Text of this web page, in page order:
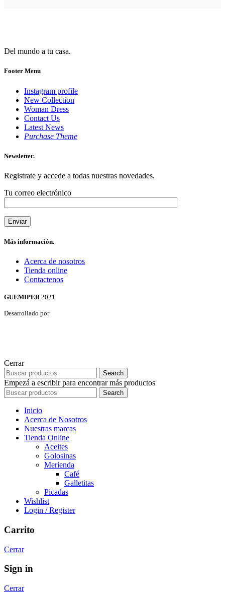
Del mundo a tu casa.
Footer Menu
Instagram profile
New Collection
Woman Dress
Contact Us
Latest News
Purchase Theme
Newsletter.
Registrate y accede a todas nuestras novedades.
Tu correo electrónico
Más información.
Acerca de nosotros
Tienda online
Contactenos
GUEMIPER2021
Desarrollado por
Cerrar
Search
Empezá a escribir para encontrar más productos
Search
Inicio
Acerca de Nosotros
Nuestras marcas
Tienda Online
Aceites
Golosinas
Merienda
Café
Galletitas
Picadas
Wishlist
Login / Register
Carrito
Cerrar
Sign in
Cerrar